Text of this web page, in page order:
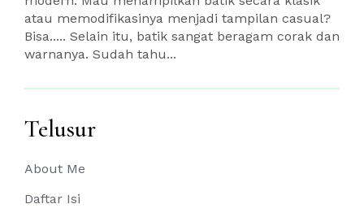
atau memodifikasinya menjadi tampilan casual?
Bisa..... Selain itu, batik sangat beragam corak dan
warnanya. Sudah tahu...
Telusur
About Me
Daftar Isi